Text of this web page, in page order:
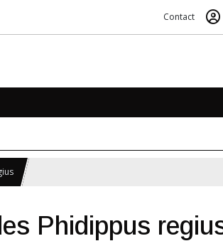
Contact
Phidippus